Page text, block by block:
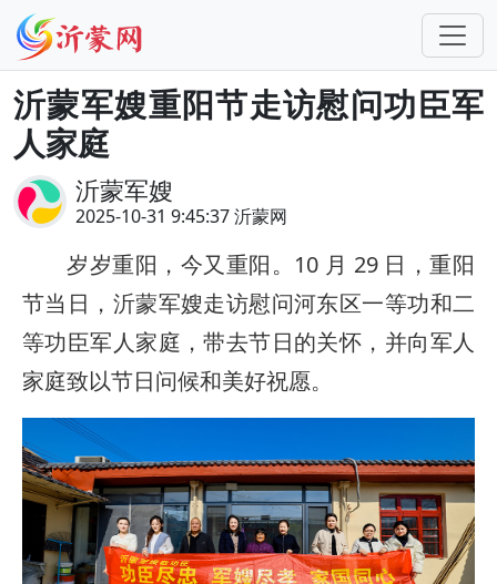
沂蒙军嫂重阳节走访慰问功臣军
人家庭
沂蒙军嫂
2025-10-31 9:45:37 沂蒙网
岁岁重阳，今又重阳。10 月 29 日，重阳
节当日，沂蒙军嫂走访慰问河东区一等功和二
等功臣军人家庭，带去节日的关怀，并向军人
家庭致以节日问候和美好祝愿。